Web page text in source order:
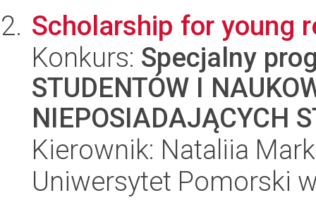
Scholarship for young
Konkurs: Specjalny
STUDENTÓW I
NIEPOSIADAJĄCYCH
Kierownik: Nataliia
Uniwersytet Pomorski